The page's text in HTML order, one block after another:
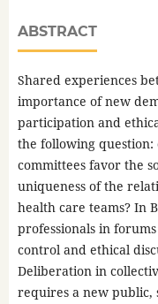
ABSTRACT
Shared experiences
importance of new
participation and
the following
committees favor the
uniqueness of the
health care teams? In
professionals in
control and ethical
Deliberation in
requires a new public,